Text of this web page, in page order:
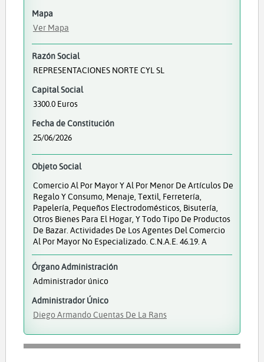
Mapa
Ver Mapa
Razón Social
REPRESENTACIONES NORTE CYL SL
Capital Social
3300.0 Euros
Fecha de Constitución
25/06/2026
Objeto Social
Comercio Al Por Mayor Y Al Por Menor De Artículos De
Regalo Y Consumo, Menaje, Textil, Ferretería,
Papelería, Pequeños Electrodomésticos, Bisutería,
Otros Bienes Para El Hogar, Y Todo Tipo De Productos
De Bazar. Actividades De Los Agentes Del Comercio
Al Por Mayor No Especializado. C.N.A.E. 46.19. A
Órgano Administración
Administrador único
Administrador Único
Diego Armando Cuentas De La Rans